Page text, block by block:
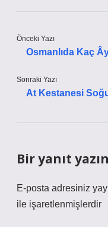
Önceki Yazı
Osmanlıda Kaç
Sonraki Yazı
At Kestanesi
Bir yanıt yazın
E-posta adresiniz
ile işaretlenmişlerdir